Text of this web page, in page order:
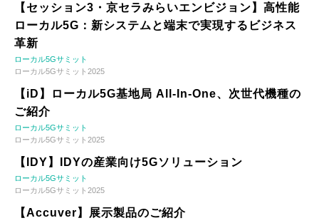
【セッション3・京セラみらいエンビジョン】高性能
ローカル5G：新システムと端末で実現するビジネス
革新
ローカル5Gサミット
ローカル5Gサミット2025
【iD】ローカル5G基地局 All-In-One、次世代機種の
ご紹介
ローカル5Gサミット
ローカル5Gサミット2025
【IDY】IDYの産業向け5Gソリューション
ローカル5Gサミット
ローカル5Gサミット2025
【Accuver】展示製品のご紹介